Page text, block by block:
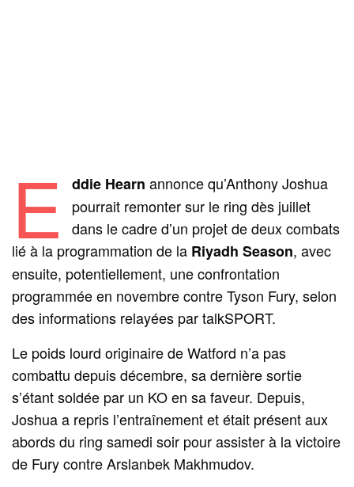
E ddie Hearn annonce qu’Anthony Joshua
pourrait remonter sur le ring dès juillet
dans le cadre d’un projet de deux combats
lié à la programmation de la Riyadh Season, avec
ensuite, potentiellement, une confrontation
programmée en novembre contre Tyson Fury, selon
des informations relayées par talkSPORT.
Le poids lourd originaire de Watford n’a pas
combattu depuis décembre, sa dernière sortie
s’étant soldée par un KO en sa faveur. Depuis,
Joshua a repris l’entraînement et était présent aux
abords du ring samedi soir pour assister à la victoire
de Fury contre Arslanbek Makhmudov.